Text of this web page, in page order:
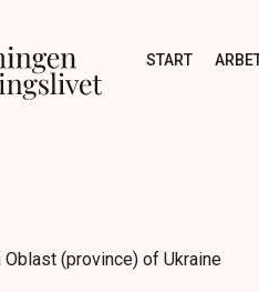
START
Oblast (province) of Ukraine